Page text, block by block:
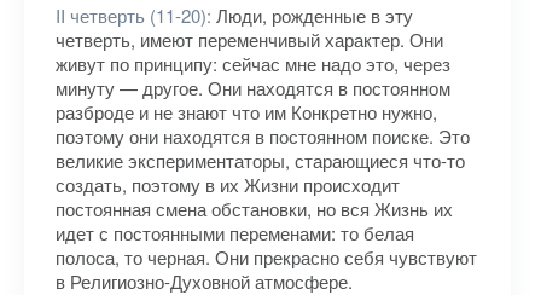
II четверть (11-20): Люди, рожденные в эту
четверть, имеют переменчивый характер. Они
живут по принципу: сейчас мне надо это, через
минуту — другое. Они находятся в постоянном
разброде и не знают что им Конкретно нужно,
поэтому они находятся в постоянном поиске. Это
великие экспериментаторы, старающиеся что-то
создать, поэтому в их Жизни происходит
постоянная смена обстановки, но вся Жизнь их
идет с постоянными переменами: то белая
полоса, то черная. Они прекрасно себя чувствуют
в Религиозно-Духовной атмосфере.